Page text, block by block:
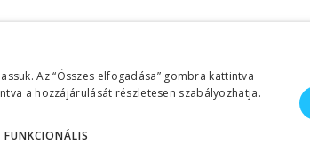
Az “Összes elfogadása” gombra kattintva
a hozzájárulását részletesen szabályozhatja.
FUNKCIONÁLIS